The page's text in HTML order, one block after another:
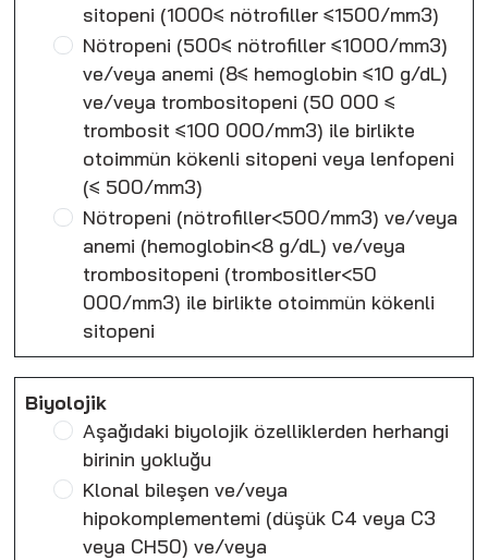
sitopeni (1000≤ nötrofiller ≤1500/mm3)
Nötropeni (500≤ nötrofiller ≤1000/mm3)
ve/veya anemi (8≤ hemoglobin ≤10 g/dL)
ve/veya trombositopeni (50 000 ≤
trombosit ≤100 000/mm3) ile birlikte
otoimmün kökenli sitopeni veya lenfopeni
(≤ 500/mm3)
Nötropeni (nötrofiller<500/mm3) ve/veya
anemi (hemoglobin<8 g/dL) ve/veya
trombositopeni (trombositler<50
000/mm3) ile birlikte otoimmün kökenli
sitopeni
Biyolojik
Aşağıdaki biyolojik özelliklerden herhangi
birinin yokluğu
Klonal bileşen ve/veya
hipokomplementemi (düşük C4 veya C3
veya CH50) ve/veya